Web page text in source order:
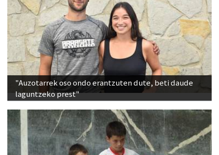
"Auzotarrek oso ondo erantzuten dute, beti daude
laguntzeko prest"